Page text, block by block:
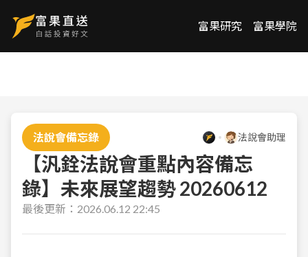
富果研究 富果學院
法說會備忘錄 法說會助理
【汎銓法說會重點內容備忘
錄】未來展望趨勢 20260612
最後更新： 2026.06.12 22:45